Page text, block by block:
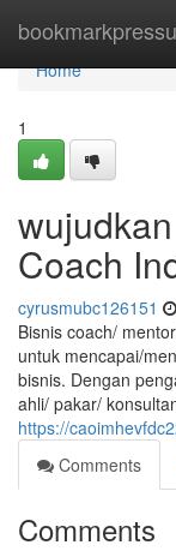
Home
Home
1
Coach
cyrusmubc126151
Bisnis coach/
untuk mencapai/
bisnis. Dengan
ahli/ pakar/
https://
Comments
Comments